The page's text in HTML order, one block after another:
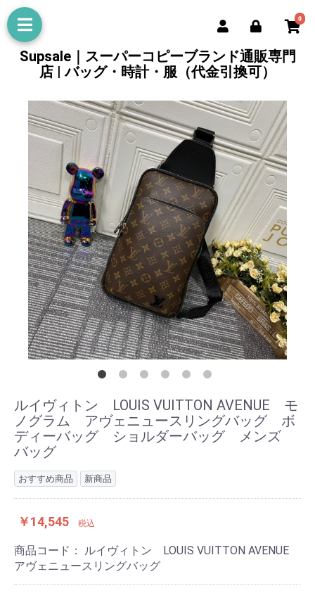
0
Supsale｜スーパーコピーブランド通販専門
店 | バッグ・時計・服（代金引換可）
ルイヴィトン LOUIS VUITTON AVENUE モ
ノグラム アヴェニュースリングバッグ ボ
ディーバッグ ショルダーバッグ メンズ
バッグ
おすすめ商品 新商品
￥14,545 税込
商品コード： ルイヴィトン LOUIS VUITTON AVENUE
アヴェニュースリングバッグ